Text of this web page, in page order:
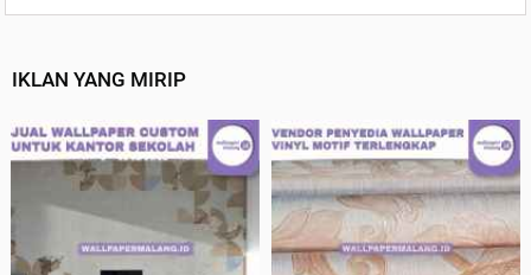
IKLAN YANG MIRIP